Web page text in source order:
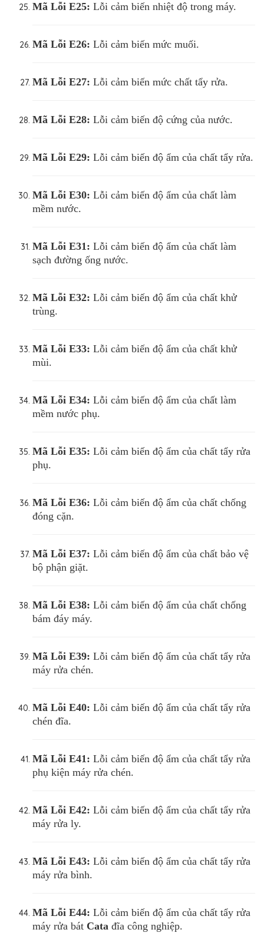
Mã Lỗi E25: Lỗi cảm biến nhiệt độ trong máy.
Mã Lỗi E26: Lỗi cảm biến mức muối.
Mã Lỗi E27: Lỗi cảm biến mức chất tẩy rửa.
Mã Lỗi E28: Lỗi cảm biến độ cứng của nước.
Mã Lỗi E29: Lỗi cảm biến độ ẩm của chất tẩy rửa.
Mã Lỗi E30: Lỗi cảm biến độ ẩm của chất làm
mềm nước.
Mã Lỗi E31: Lỗi cảm biến độ ẩm của chất làm
sạch đường ống nước.
Mã Lỗi E32: Lỗi cảm biến độ ẩm của chất khử
trùng.
Mã Lỗi E33: Lỗi cảm biến độ ẩm của chất khử
mùi.
Mã Lỗi E34: Lỗi cảm biến độ ẩm của chất làm
mềm nước phụ.
Mã Lỗi E35: Lỗi cảm biến độ ẩm của chất tẩy rửa
phụ.
Mã Lỗi E36: Lỗi cảm biến độ ẩm của chất chống
đóng cặn.
Mã Lỗi E37: Lỗi cảm biến độ ẩm của chất bảo vệ
bộ phận giặt.
Mã Lỗi E38: Lỗi cảm biến độ ẩm của chất chống
bám đáy máy.
Mã Lỗi E39: Lỗi cảm biến độ ẩm của chất tẩy rửa
máy rửa chén.
Mã Lỗi E40: Lỗi cảm biến độ ẩm của chất tẩy rửa
chén đĩa.
Mã Lỗi E41: Lỗi cảm biến độ ẩm của chất tẩy rửa
phụ kiện máy rửa chén.
Mã Lỗi E42: Lỗi cảm biến độ ẩm của chất tẩy rửa
máy rửa ly.
Mã Lỗi E43: Lỗi cảm biến độ ẩm của chất tẩy rửa
máy rửa bình.
Mã Lỗi E44: Lỗi cảm biến độ ẩm của chất tẩy rửa
máy rửa bát Cata đĩa công nghiệp.